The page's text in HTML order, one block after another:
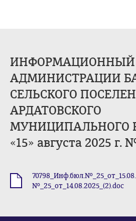
ИНФОРМАЦИОННЫЙ
АДМИНИСТРАЦИИ
СЕЛЬСКОГО
АРДАТОВСКОГО
МУНИЦИПАЛЬНОГО
«15» августа 2025 г.
№_25_от_14.08.2025_(2).doc